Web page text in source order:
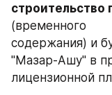
строительство
(временного
содержания) и
"Мазар-Ашу" в
лицензионной